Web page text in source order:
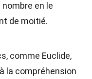
en le
de moitié.
comme Euclide,
la compréhension